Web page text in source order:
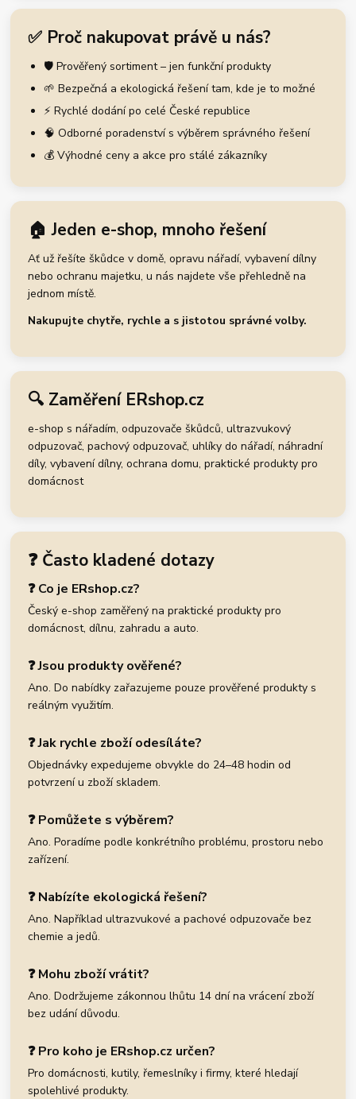
✅ Proč nakupovat právě u nás?
🛡️ Prověřený sortiment – jen funkční produkty
🌱 Bezpečná a ekologická řešení tam, kde je to možné
⚡ Rychlé dodání po celé České republice
🧠 Odborné poradenství s výběrem správného řešení
💰 Výhodné ceny a akce pro stálé zákazníky
🏠 Jeden e-shop, mnoho řešení
Ať už řešíte škůdce v domě, opravu nářadí, vybavení dílny
nebo ochranu majetku, u nás najdete vše přehledně na
jednom místě.
Nakupujte chytře, rychle a s jistotou správné volby.
🔍 Zaměření ERshop.cz
e-shop s nářadím, odpuzovače škůdců, ultrazvukový
odpuzovač, pachový odpuzovač, uhlíky do nářadí, náhradní
díly, vybavení dílny, ochrana domu, praktické produkty pro
domácnost
❓ Často kladené dotazy
❓ Co je ERshop.cz?
Český e-shop zaměřený na praktické produkty pro
domácnost, dílnu, zahradu a auto.
❓ Jsou produkty ověřené?
Ano. Do nabídky zařazujeme pouze prověřené produkty s
reálným využitím.
❓ Jak rychle zboží odesíláte?
Objednávky expedujeme obvykle do 24–48 hodin od
potvrzení u zboží skladem.
❓ Pomůžete s výběrem?
Ano. Poradíme podle konkrétního problému, prostoru nebo
zařízení.
❓ Nabízíte ekologická řešení?
Ano. Například ultrazvukové a pachové odpuzovače bez
chemie a jedů.
❓ Mohu zboží vrátit?
Ano. Dodržujeme zákonnou lhůtu 14 dní na vrácení zboží
bez udání důvodu.
❓ Pro koho je ERshop.cz určen?
Pro domácnosti, kutily, řemeslníky i firmy, které hledají
spolehlivé produkty.